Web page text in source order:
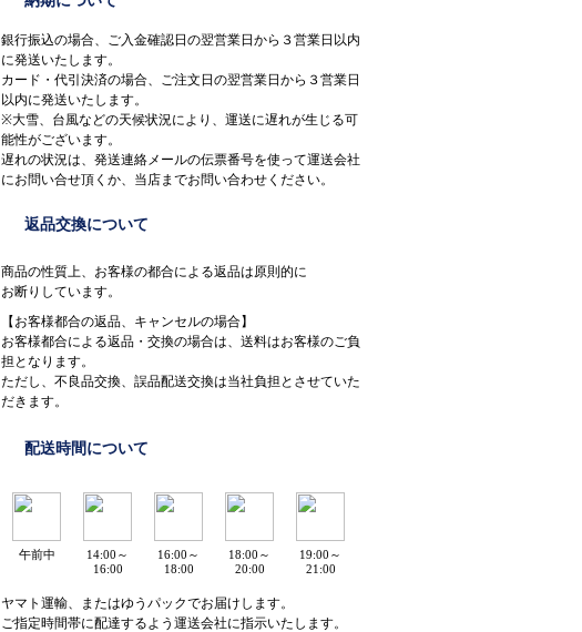
銀行振込の場合、ご入金確認日の翌営業日から３営業日以内
に発送いたします。
カード・代引決済の場合、ご注文日の翌営業日から３営業日
以内に発送いたします。
※大雪、台風などの天候状況により、運送に遅れが生じる可
能性がございます。
遅れの状況は、発送連絡メールの伝票番号を使って運送会社
にお問い合せ頂くか、当店までお問い合わせください。
返品交換について
商品の性質上、お客様の都合による返品は原則的に
お断りしています。
【お客様都合の返品、キャンセルの場合】
お客様都合による返品・交換の場合は、送料はお客様のご負
担となります。
ただし、不良品交換、誤品配送交換は当社負担とさせていた
だきます。
配送時間について
午前中
14:00～
16:00
16:00～
18:00
18:00～
20:00
19:00～
21:00
ヤマト運輸、またはゆうパックでお届けします。
ご指定時間帯に配達するよう運送会社に指示いたします。